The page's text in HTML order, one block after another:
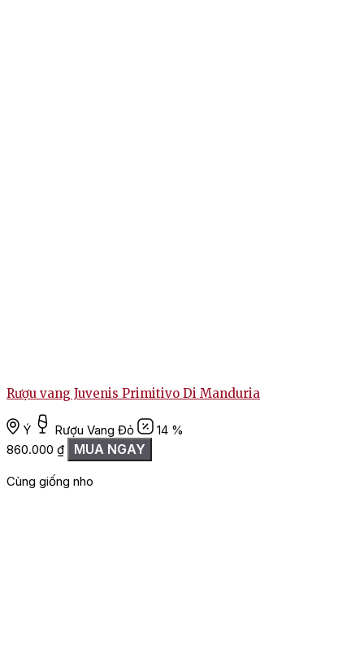
Rượu vang Juvenis Primitivo Di Manduria
Ý Rượu Vang Đỏ
14 %
860.000 ₫ MUA NGAY
Cùng giống nho